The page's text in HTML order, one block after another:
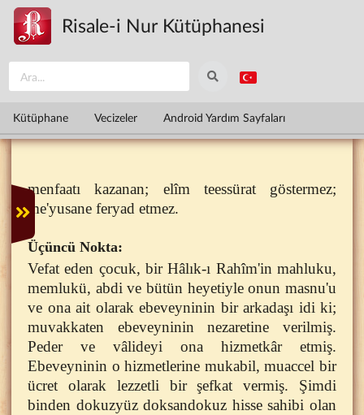
Ana içeriğe atla
Risale-i Nur Kütüphanesi
Kütüphane Vecizeler Android Yardım Sayfaları
menfaatı kazanan; elîm teessürat göstermez;
me'yusane feryad etmez.
Üçüncü Nokta:
Vefat eden çocuk, bir Hâlık-ı Rahîm'in mahluku,
memlukü, abdi ve bütün heyetiyle onun masnu'u
ve ona ait olarak ebeveyninin bir arkadaşı idi ki;
muvakkaten ebeveyninin nezaretine verilmiş.
Peder ve vâlideyi ona hizmetkâr etmiş.
Ebeveyninin o hizmetlerine mukabil, muaccel bir
ücret olarak lezzetli bir şefkat vermiş. Şimdi
binden dokuzyüz doksandokuz hisse sahibi olan